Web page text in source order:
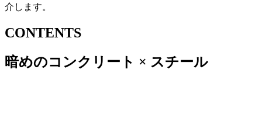
介します。
CONTENTS
暗めのコンクリート × スチール